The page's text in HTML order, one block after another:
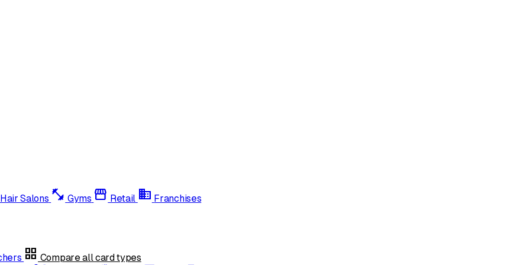
Hair Salons fitness_center Gyms storefront Retail domain Franchises
grid_view Compare all card types